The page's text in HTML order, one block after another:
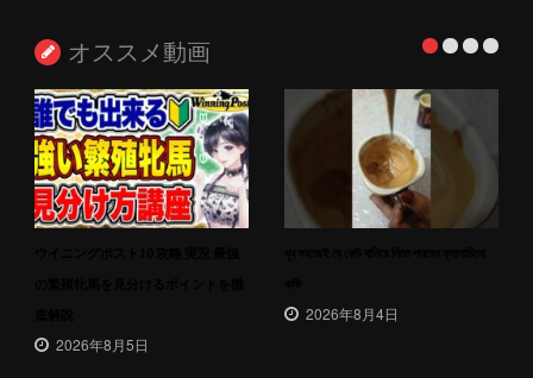
オススメ動画
2026年8月5日
2026年8月4日